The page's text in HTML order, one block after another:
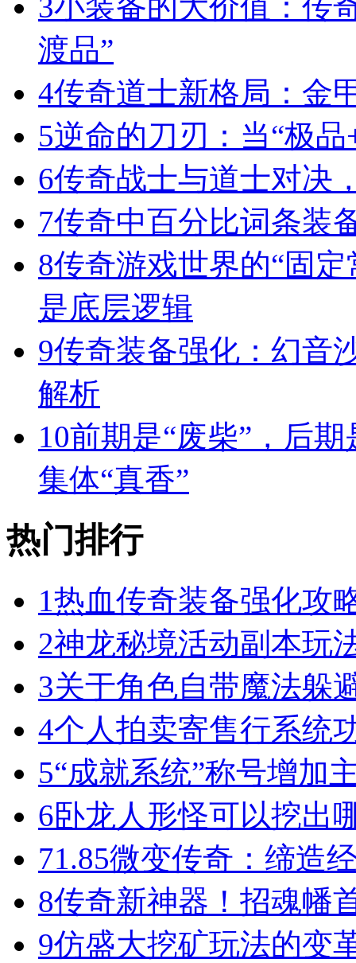
3小装备的大价值：传
渡品”
4传奇道士新格局：金
5逆命的刀刃：当“极
6传奇战士与道士对决
7传奇中百分比词条装
8传奇游戏世界的“固
是底层逻辑
9传奇装备强化：幻音
解析
10前期是“废柴”，后
集体“真香”
热门排行
1热血传奇装备强化攻
2神龙秘境活动副本玩
3关于角色自带魔法躲
4个人拍卖寄售行系统
5“成就系统”称号增加
6卧龙人形怪可以挖出
71.85微变传奇：缔造
8传奇新神器！招魂幡
9仿盛大挖矿玩法的变